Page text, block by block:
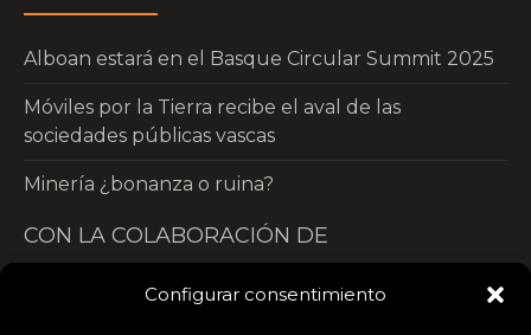
Configurar consentimiento
Alboan estará en el Basque Circular Summit 2025
Móviles por la Tierra recibe el aval de las
sociedades públicas vascas
Minería ¿bonanza o ruina?
CON LA COLABORACIÓN DE